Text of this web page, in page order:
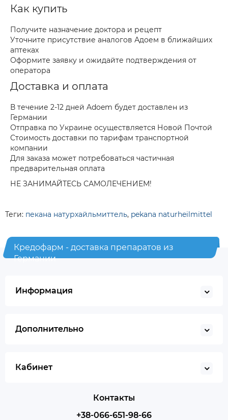
Как купить
Получите назначение доктора и рецепт
Уточните присутствие аналогов Адоем в ближайших
аптеках
Оформите заявку и ожидайте подтверждения от
оператора
Доставка и оплата
В течение 2-12 дней Adoem будет доставлен из
Германии
Отправка по Украине осуществляется Новой Почтой
Стоимость доставки по тарифам транспортной
компании
Для заказа может потребоваться частичная
предварительная оплата
НЕ ЗАНИМАЙТЕСЬ САМОЛЕЧЕНИЕМ!
Теги: пекана натурхайльмиттель, pekana naturheilmittel
Кредофарм - доставка препаратов из
Германии
Информация
Дополнительно
Кабинет
Контакты
+38-066-651-98-66